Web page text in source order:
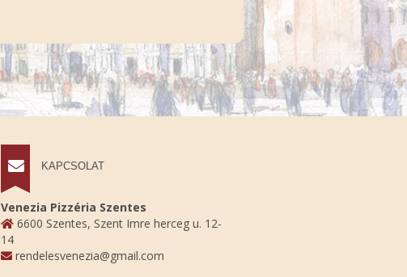
KAPCSOLAT
Venezia Pizzéria Szentes
6600 Szentes, Szent Imre herceg u. 12-
14
rendelesvenezia@gmail.com